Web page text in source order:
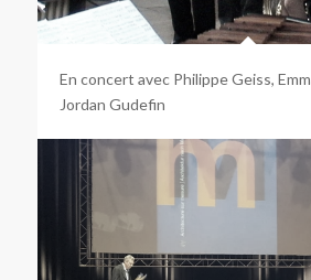
En concert avec Philippe Geiss,
Jordan Gudefin